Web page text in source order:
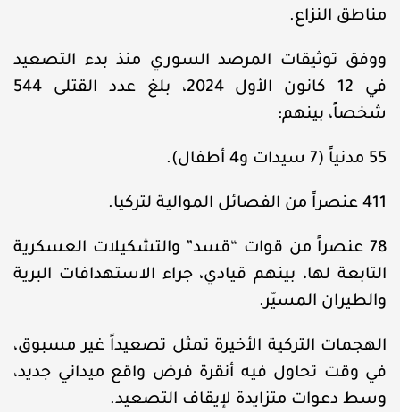
مناطق النزاع.
ووفق توثيقات المرصد السوري منذ بدء التصعيد
في 12 كانون الأول 2024، بلغ عدد القتلى 544
شخصاً، بينهم:
55 مدنياً (7 سيدات و4 أطفال).
411 عنصراً من الفصائل الموالية لتركيا.
78 عنصراً من قوات “قسد” والتشكيلات العسكرية
التابعة لها، بينهم قيادي، جراء الاستهدافات البرية
والطيران المسيّر.
الهجمات التركية الأخيرة تمثل تصعيداً غير مسبوق،
في وقت تحاول فيه أنقرة فرض واقع ميداني جديد،
وسط دعوات متزايدة لإيقاف التصعيد.